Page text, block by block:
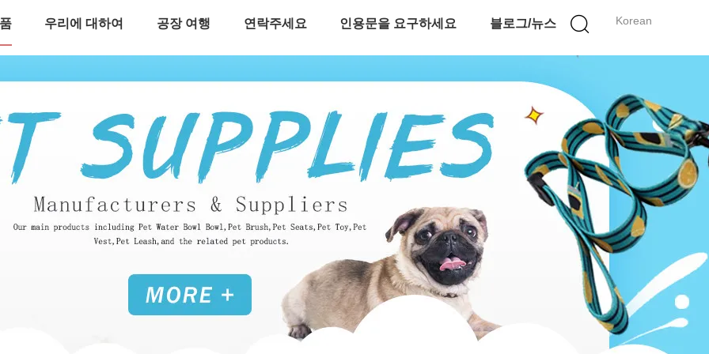
Korean
우리에 대하여 공장 여행 연락주세요 인용문을 요구하세요 블로그/뉴스